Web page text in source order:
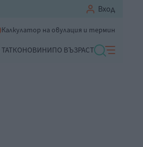
Вход
Калкулатор на овулация и термин
ТАТКОНОВИНИПО ВЪЗРАСТ